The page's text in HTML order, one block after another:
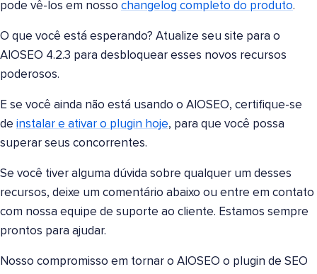
pode vê-los em nosso changelog completo do produto.
O que você está esperando? Atualize seu site para o
AIOSEO 4.2.3 para desbloquear esses novos recursos
poderosos.
E se você ainda não está usando o AIOSEO, certifique-se
de instalar e ativar o plugin hoje, para que você possa
superar seus concorrentes.
Se você tiver alguma dúvida sobre qualquer um desses
recursos, deixe um comentário abaixo ou entre em contato
com nossa equipe de suporte ao cliente. Estamos sempre
prontos para ajudar.
Nosso compromisso em tornar o AIOSEO o plugin de SEO